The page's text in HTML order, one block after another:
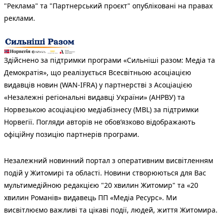
"Реклама" та "Партнерський проєкт" опубліковані на правах
реклами.
Здійснено за підтримки програми «Сильніші разом: Медіа та
Демократія», що реалізується Всесвітньою асоціацією
видавців новин (WAN-IFRA) у партнерстві з Асоціацією
«Незалежні регіональні видавці України» (АНРВУ) та
Норвезькою асоціацією медіабізнесу (MBL) за підтримки
Норвегії. Погляди авторів не обов’язково відображають
офіційну позицію партнерів програми.
Незалежний новинний портал з оперативним висвітленням
подій у Житомирі та області. Новини створюються для Вас
мультимедійною редакцією "20 хвилин Житомир" та «20
хвилин Романів» видавець ПП «Медіа Ресурс». Ми
висвітлюємо важливі та цікаві події, людей, життя Житомира.